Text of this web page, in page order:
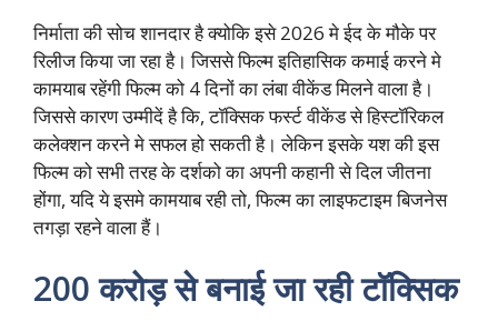
निर्माता की सोच शानदार है क्योकि इसे 2026 मे ईद के मौके पर
रिलीज किया जा रहा है। जिससे फिल्म इतिहासिक कमाई करने मे
कामयाब रहेंगी फिल्म को 4 दिनों का लंबा वीकेंड मिलने वाला है।
जिससे कारण उम्मीदें है कि, टॉक्सिक फर्स्ट वीकेंड से हिस्टॉरिकल
कलेक्शन करने मे सफल हो सकती है। लेकिन इसके यश की इस
फिल्म को सभी तरह के दर्शको का अपनी कहानी से दिल जीतना
होंगा, यदि ये इसमे कामयाब रही तो, फिल्म का लाइफटाइम बिजनेस
तगड़ा रहने वाला हैं।
200 करोड़ से बनाई जा रही टॉक्सिक